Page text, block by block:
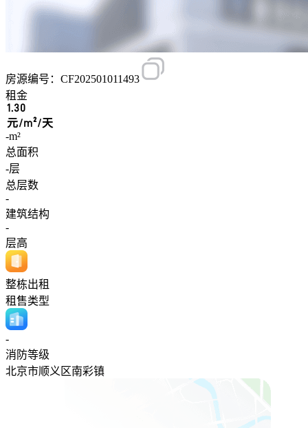
房源编号：CF202501011493
租金
1.30
元/m²/天
-m²
总面积
-层
总层数
-
建筑结构
-
层高
整栋出租
租售类型
-
消防等级
北京市顺义区南彩镇